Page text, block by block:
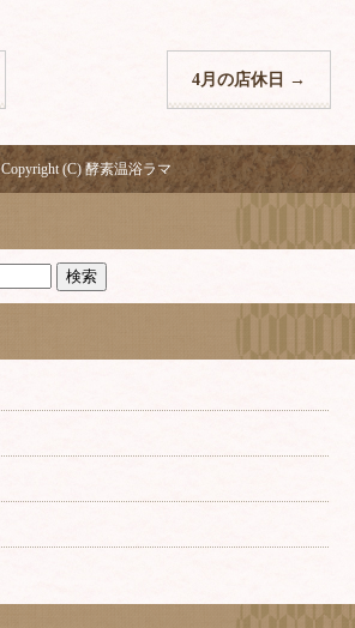
4月の店休日 →
Copyright (C) 酵素温浴ラマ